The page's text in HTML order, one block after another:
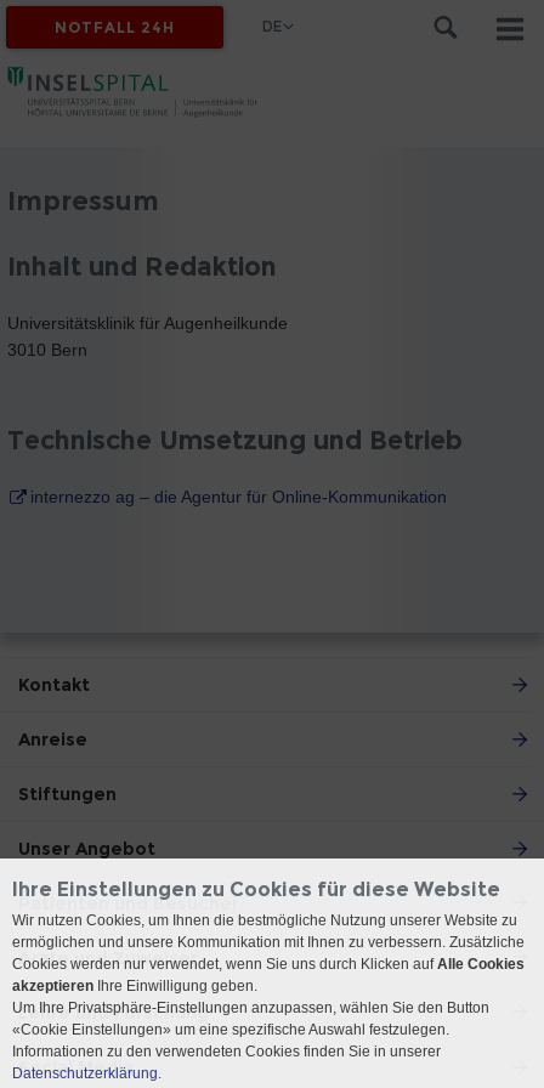
NOTFALL 24H DE
Impressum
Inhalt und Redaktion
Universitätsklinik für Augenheilkunde
3010 Bern
Technische Umsetzung und Betrieb
internezzo ag – die Agentur für Online-Kommunikation
Kontakt
Anreise
Stiftungen
Unser Angebot
Patienten und Besucher
Ärzte und Zuweiser
Lehre und Forschung
Social Media
Ihre Einstellungen zu Cookies für diese Website
Wir nutzen Cookies, um Ihnen die bestmögliche Nutzung unserer Website zu
ermöglichen und unsere Kommunikation mit Ihnen zu verbessern. Zusätzliche
Cookies werden nur verwendet, wenn Sie uns durch Klicken aufAlle Cookies
akzeptieren Ihre Einwilligung geben.
Um Ihre Privatsphäre-Einstellungen anzupassen, wählen Sie den Button
«Cookie Einstellungen» um eine spezifische Auswahl festzulegen.
Informationen zu den verwendeten Cookies finden Sie in unserer
Datenschutzerklärung.